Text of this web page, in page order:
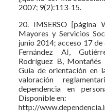
2007; 9(2):113-15.
20. IMSERSO [página
Mayores y Servicios
junio 2014; acceso 17
Fernández AI,
Rodríguez B, Montañés
Guía de orientación en
valoración
dependencia en
Disponible en:
http://